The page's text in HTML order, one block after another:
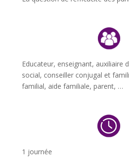
Educateur, enseignant, auxiliaire
social, conseiller conjugal et
familial, aide familiale, parent, …
1 journée